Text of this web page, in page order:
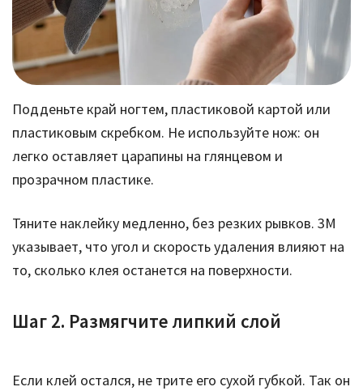
Подденьте край ногтем, пластиковой картой или
пластиковым скребком. Не используйте нож: он
легко оставляет царапины на глянцевом и
прозрачном пластике.
Тяните наклейку медленно, без резких рывков. 3M
указывает, что угол и скорость удаления влияют на
то, сколько клея останется на поверхности.
Шаг 2. Размягчите липкий слой
Если клей остался, не трите его сухой губкой. Так он